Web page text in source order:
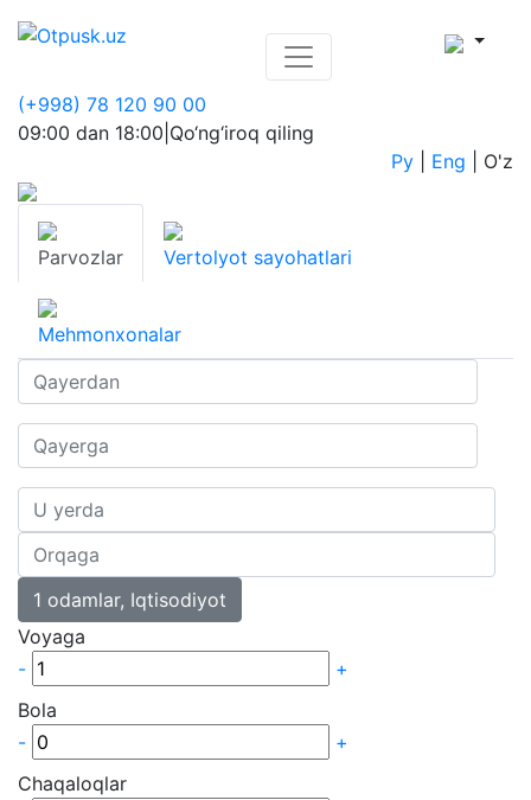
(+998) 78 120 90 00
09:00 dan 18:00 Qo‘ng‘iroq qiling
Ру
Eng O'z
Parvozlar Vertolyot sayohatlari
Mehmonxonalar
1 odamlar, Iqtisodiyot
Voyaga
-
+
Bola
-
+
Chaqaloqlar